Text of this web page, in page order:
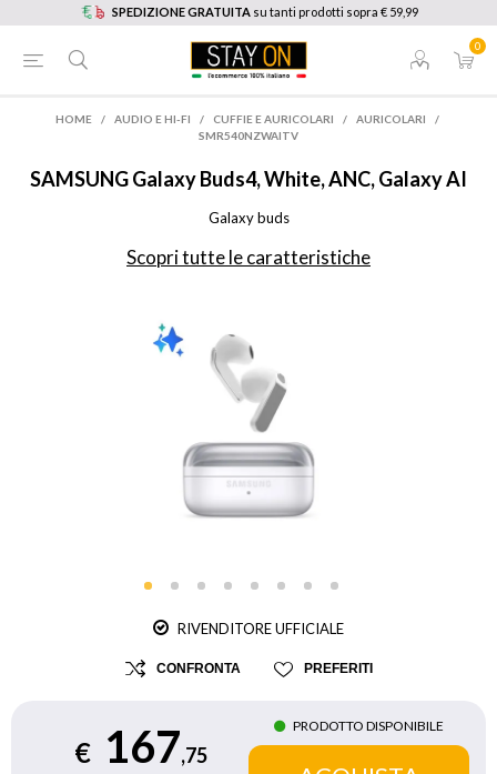
SPEDIZIONE GRATUITA su tanti prodotti sopra € 59,99
0
HOME / AUDIO E HI-FI / CUFFIE E AURICOLARI / AURICOLARI
/
SMR540NZWAITV
SAMSUNGGalaxy Buds4, White, ANC, Galaxy AI
Galaxy buds
Scopri tutte le caratteristiche
RIVENDITORE UFFICIALE
CONFRONTA PREFERITI
€ 167,75
PRODOTTO DISPONIBILE